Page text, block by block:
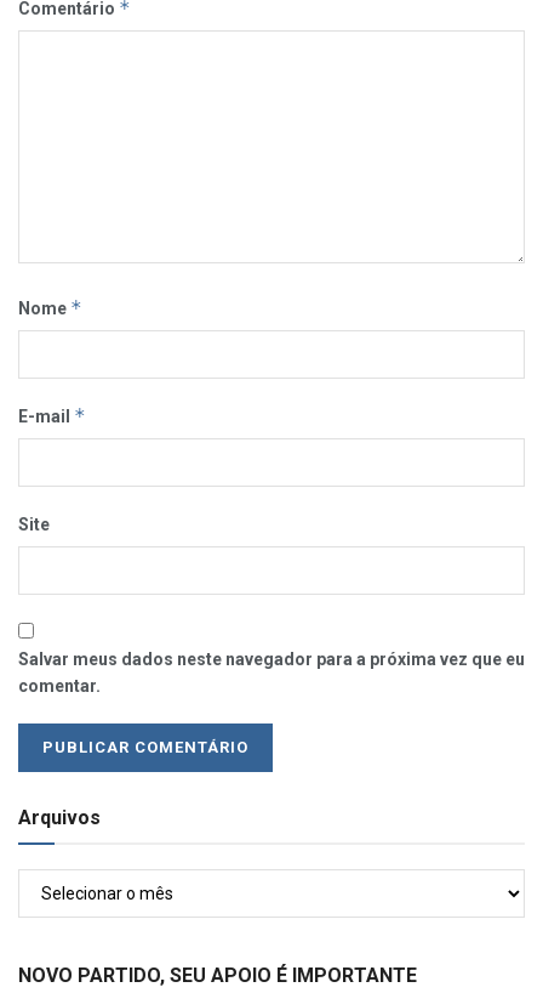
Comentário *
Nome *
E-mail *
Site
Salvar meus dados neste navegador para a próxima vez que eu
comentar.
Arquivos
NOVO PARTIDO, SEU APOIO É IMPORTANTE